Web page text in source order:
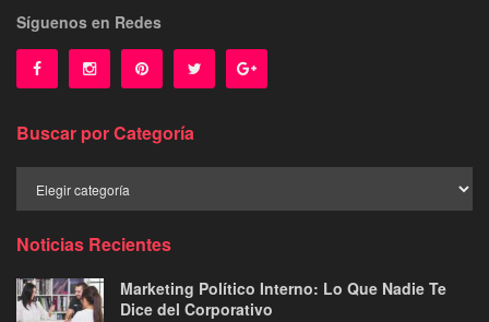
Síguenos en Redes
Buscar por Categoría
por
Noticias Recientes
Marketing Político Interno: Lo Que Nadie Te
Dice del Corporativo